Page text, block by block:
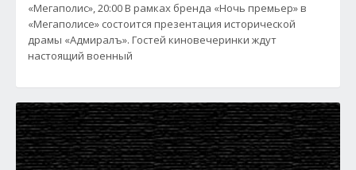
«Мегаполис», 20:00 В рамках бренда «Ночь премьер» в
«Мегаполисе» состоится презентация исторической
драмы «Адмиралъ». Гостей киновечеринки ждут
настоящий военный